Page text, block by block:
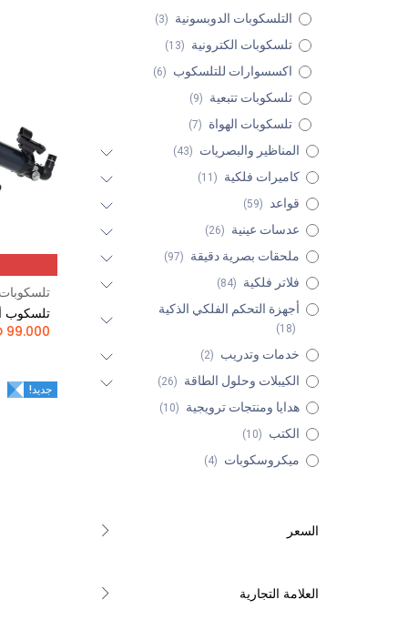
التلسكوبات الدوبسونية (3)
تلسكوبات الكترونية (13)
اكسسوارات للتلسكوب (6)
تلسكوبات تتبعية (9)
تلسكوبات الهواة (7)
المناظير والبصريات (43)
كاميرات فلكية (11)
قواعد (59)
عدسات عينية (26)
ملحقات بصرية دقيقة (97)
فلاتر فلكية (84)
أجهزة التحكم الفلكي الذكية
(18)
خدمات وتدريب (2)
الكيبلات وحلول الطاقة (26)
هدايا ومنتجات ترويجية (10)
الكتب (10)
ميكروسكوبات (4)
السعر
العلامة التجارية
تلسكوبات
تلسكوب
99.000
جديد!